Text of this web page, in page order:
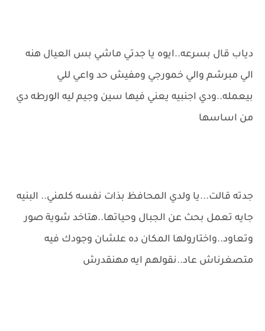
دياب قال بسرعه..ايوه يا جدتي ماشي بس العيال هنه
الي مبرشم والي خمورجي ومفيش حد واعي للي
بيعمله..ودي اجنبيه يعني فيها سين وجيم ليه الورطه دي
من اساسها
جدته قالت...يا ولدي المحافظ بذات نفسه كلمني.. البنيه
جايه تعمل بحث عن الجبال وحياتها..هتاخد شوية صور
وتعاود..واختارولها المكان ده علشان وجودك فيه
متصغرناش عاد..نقولهم ايه مهنقدرش